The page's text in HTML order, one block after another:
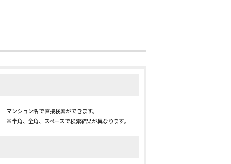
マンション名で直接検索ができます。
※半角、全角、スペースで検索結果が異なります。